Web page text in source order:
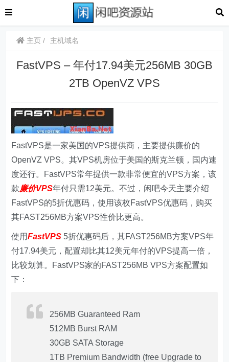
主页 主机域名
FastVPS – 年付17.94美元256MB 30GB
2TB OpenVZ VPS
FastVPS是一家美国的VPS提供商，主要提供廉价的
OpenVZ VPS。其VPS机房位于美国的斯克兰顿，国内速
度还行。FastVPS常年提供一款非常便宜的VPS方案，该
款廉价VPS年付只需12美元。不过，闲吧今天主要介绍
FastVPS的5折优惠码，使用该枚FastVPS优惠码，购买
其FAST256MB方案VPS性价比更高。
使用FastVPS 5折优惠码后，其FAST256MB方案VPS年
付17.94美元，配置却比其12美元年付的VPS提高一倍，
比较划算。FastVPS家的FAST256MB VPS方案配置如
下：
256MB Guaranteed Ram
512MB Burst RAM
30GB SATA Storage
1TB Premium Bandwidth (free Upgrade to